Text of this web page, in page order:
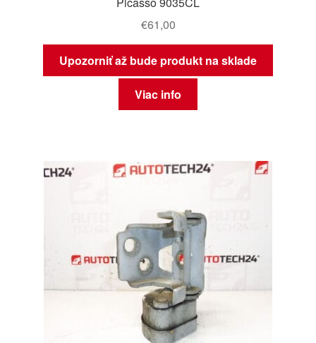
€61,00
Upozorniť až bude produkt na sklade
Viac info